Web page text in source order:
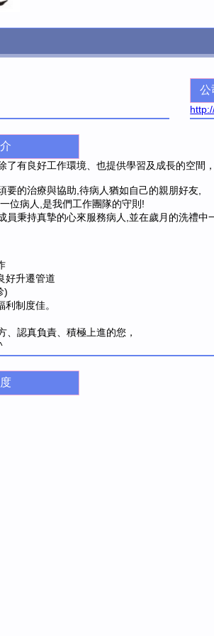
公
了有良好工作環境、也提供學習及成長的空間
要的治療與協助,待病人猶如自己的親朋好友,
位病人,是我們工作團隊的守則!
員秉持真摯的心來服務病人,並在歲月的洗禮中
好升遷管道
)
制度佳。
、認真負責、積極上進的您，